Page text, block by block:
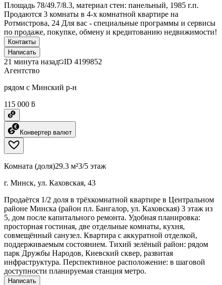
Площадь 78/49.7/8.3, материал стен: панельный, 1985 г.п.
Продаются 3 комнаты в 4-х комнатной квартире на
Ротмистрова, 24 Для вас - специальные программы и сервисы
по продаже, покупке, обмену и кредитованию недвижимости!
Контакты
Написать
21 минута назад ID 4199852
Агентство
рядом с Минский р-н
115 000 ƃ
Конвертер валют
Комната (доля)29.3 м²3/5 этаж
г. Минск, ул. Каховская, 43
Продаётся 1/2 доля в трёхкомнатной квартире в Центральном
районе Минска (район пл. Бангалор, ул. Каховская) 3 этаж из
5, дом после капитального ремонта. Удобная планировка:
просторная гостиная, две отдельные комнаты, кухня,
совмещённый санузел. Квартира с аккуратной отделкой,
поддерживаемым состоянием. Тихий зелёный район: рядом
парк Дружбы Народов, Киевский сквер, развитая
инфраструктура. Перспективное расположение: в шаговой
доступности планируемая станция метро.
Написать